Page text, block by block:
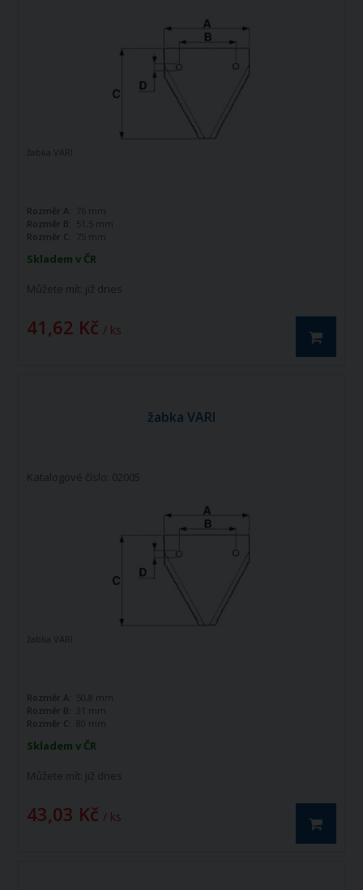
Skladem v ČR
Můžete mít: již dnes
41,62 Kč / ks
žabka VARI
Rozměr A:
76 mm
Rozměr B:
51,5 mm
Rozměr C:
75 mm
žabka VARI
Katalogové číslo: 02005
Skladem v ČR
Můžete mít: již dnes
43,03 Kč / ks
žabka VARI
Rozměr A:
50,8 mm
Rozměr B:
31 mm
Rozměr C:
80 mm